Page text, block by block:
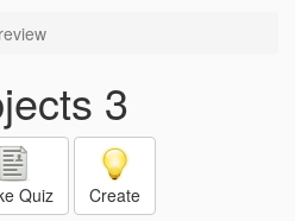
3
Quiz Create